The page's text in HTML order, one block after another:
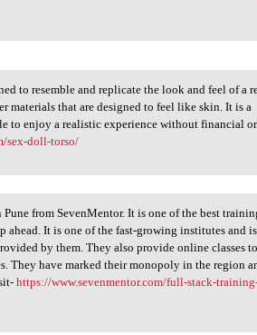
to resemble and replicate the look and feel of a
materials that are designed to feel like skin. It is a
to enjoy a realistic experience without financial or
sex-doll-torso/
from SevenMentor. It is one of the best
It is one of the fast-growing institutes and is
by them. They also provide online classes to
They have marked their monopoly in the region
https://www.sevenmentor.com/full-stack-